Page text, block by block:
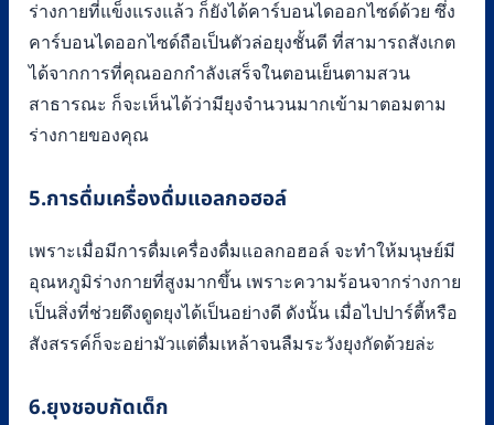
ร่างกายที่แข็งแรงแล้ว ก็ยังได้คาร์บอนไดออกไซด์ด้วย ซึ่ง
คาร์บอนไดออกไซด์ถือเป็นตัวล่อยุงชั้นดี ที่สามารถสังเกต
ได้จากการที่คุณออกกำลังเสร็จในตอนเย็นตามสวน
สาธารณะ ก็จะเห็นได้ว่ามียุงจำนวนมากเข้ามาตอมตาม
ร่างกายของคุณ
5.การดื่มเครื่องดื่มแอลกอฮอล์
เพราะเมื่อมีการดื่มเครื่องดื่มแอลกอฮอล์ จะทำให้มนุษย์มี
อุณหภูมิร่างกายที่สูงมากขึ้น เพราะความร้อนจากร่างกาย
เป็นสิ่งที่ช่วยดึงดูดยุงได้เป็นอย่างดี ดังนั้น เมื่อไปปาร์ตี้หรือ
สังสรรค์ก็จะอย่ามัวแต่ดื่มเหล้าจนลืมระวังยุงกัดด้วยล่ะ
6.ยุงชอบกัดเด็ก